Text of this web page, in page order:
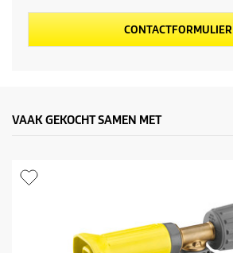
CONTACTFORMULIER
VAAK GEKOCHT SAMEN MET